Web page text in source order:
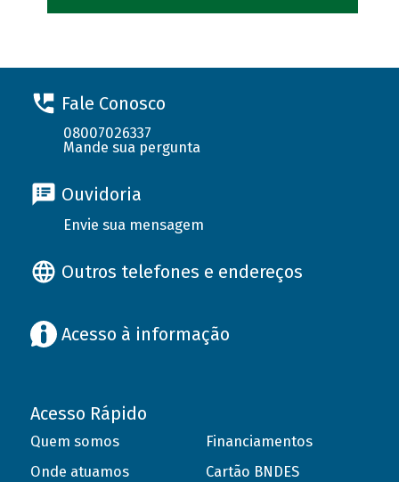
Fale Conosco
08007026337
Mande sua pergunta
Ouvidoria
Envie sua mensagem
Outros telefones e endereços
Acesso à informação
Acesso Rápido
Quem somos
Onde atuamos
Financiamentos
Cartão BNDES